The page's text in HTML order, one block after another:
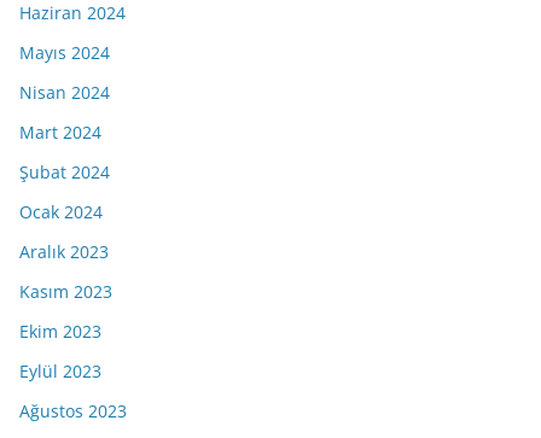
Haziran 2024
Mayıs 2024
Nisan 2024
Mart 2024
Şubat 2024
Ocak 2024
Aralık 2023
Kasım 2023
Ekim 2023
Eylül 2023
Ağustos 2023